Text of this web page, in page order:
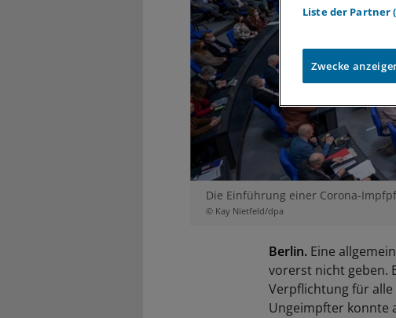
Die Einführung einer Corona-
© Kay Nietfeld/dpa
Berlin. Eine
vorerst nicht geben.
Verpflichtung für alle
Ungeimpfter konnte
Liste der Partner
Zwecke